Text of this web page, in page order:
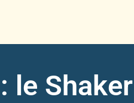
le